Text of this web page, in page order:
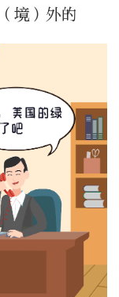
境）外的